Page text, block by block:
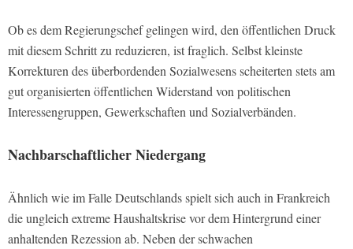
Ob es dem Regierungschef gelingen wird, den öffentlichen Druck
mit diesem Schritt zu reduzieren, ist fraglich. Selbst kleinste
Korrekturen des überbordenden Sozialwesens scheiterten stets am
gut organisierten öffentlichen Widerstand von politischen
Interessengruppen, Gewerkschaften und Sozialverbänden.
Nachbarschaftlicher Niedergang
Ähnlich wie im Falle Deutschlands spielt sich auch in Frankreich
die ungleich extreme Haushaltskrise vor dem Hintergrund einer
anhaltenden Rezession ab. Neben der schwachen